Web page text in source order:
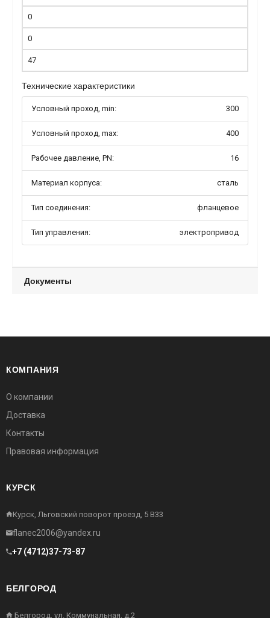
0
0
47
Технические характеристики
Условный проход, min: 300
Условный проход, max: 400
Рабочее давление, PN: 16
Материал корпуса: сталь
Тип соединения: фланцевое
Тип управления: электропривод
Документы
КОМПАНИЯ
О компании
Доставка
Контакты
Правовая информация
КУРСК
Курск, Льговский поворот проезд, 5 В33
flanec2006@yandex.ru
+7 (4712)37-73-87
БЕЛГОРОД
Белгород, ул. Коммунальная, д.2